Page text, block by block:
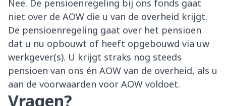
Nee. De pensioenregeling bij ons fonds gaat
niet over de AOW die u van de overheid krijgt.
De pensioenregeling gaat over het pensioen
dat u nu opbouwt of heeft opgebouwd via uw
werkgever(s). U krijgt straks nog steeds
pensioen van ons én AOW van de overheid, als u
aan de voorwaarden voor AOW voldoet.
Vragen?